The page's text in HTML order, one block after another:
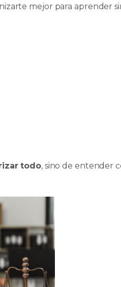
mejor para aprender
todo, sino de entender